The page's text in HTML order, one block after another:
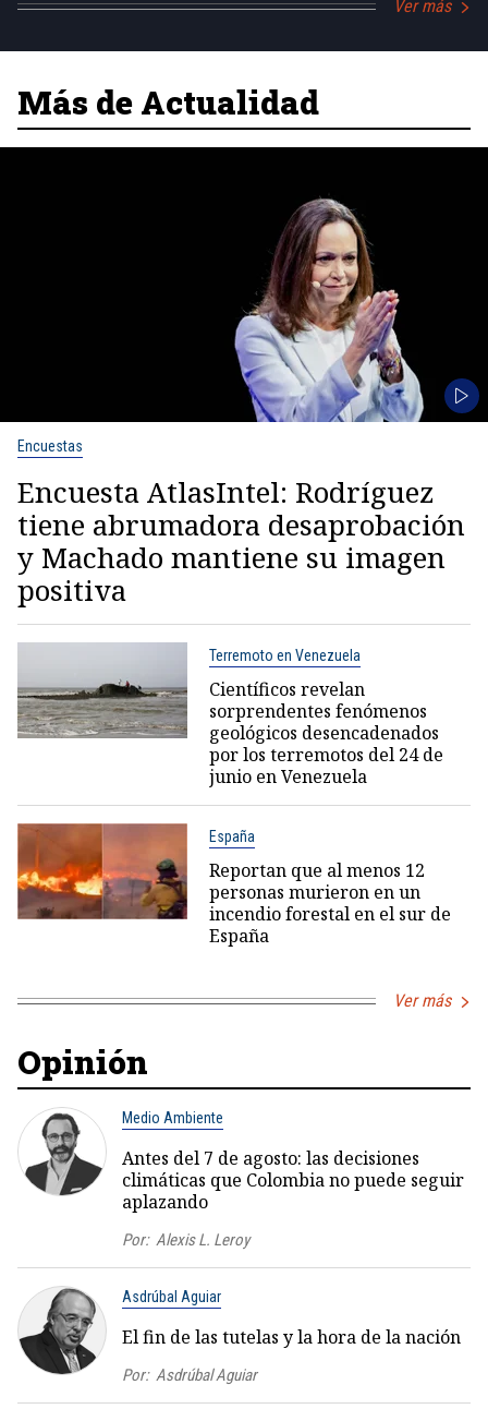
Ver más
Más de Actualidad
Encuestas
Encuesta AtlasIntel: Rodríguez
tiene abrumadora desaprobación
y Machado mantiene su imagen
positiva
Terremoto en Venezuela
Científicos revelan
sorprendentes fenómenos
geológicos desencadenados
por los terremotos del 24 de
junio en Venezuela
España
Reportan que al menos 12
personas murieron en un
incendio forestal en el sur de
España
Ver más
Opinión
Medio Ambiente
Antes del 7 de agosto: las decisiones
climáticas que Colombia no puede seguir
aplazando
Por: Alexis L. Leroy
Asdrúbal Aguiar
El fin de las tutelas y la hora de la nación
Por: Asdrúbal Aguiar